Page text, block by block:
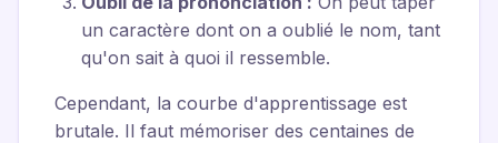
un caractère dont on a oublié le nom, tant
qu'on sait à quoi il ressemble.
Cependant, la courbe d'apprentissage est
brutale. Il faut mémoriser des centaines de